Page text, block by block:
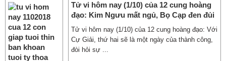
Tử vi hôm nay (1/10) của 12 cung hoàng
đạo: Kim Ngưu mất ngủ, Bọ Cạp đen đủi
Tử vi hôm nay (1/10) của 12 cung hoàng đạo: Với
Cự Giải, thứ hai sẽ là một ngày của thành công,
đòi hỏi sự ...